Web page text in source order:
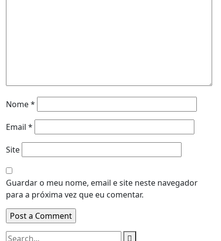
Nome*
Email *
Site
Guardar o meu nome, email e site neste navegador
para a próxima vez que eu comentar.